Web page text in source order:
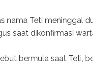
nama Teti meninggal
saat dikonfirmasi
bermula saat Teti,